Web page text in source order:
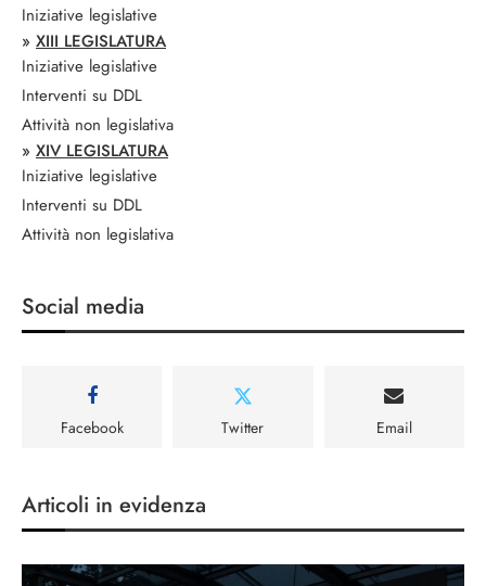
Iniziative legislative
» XIII LEGISLATURA
Iniziative legislative
Interventi su DDL
Attività non legislativa
» XIV LEGISLATURA
Iniziative legislative
Interventi su DDL
Attività non legislativa
Social media
Facebook Twitter Email
Articoli in evidenza